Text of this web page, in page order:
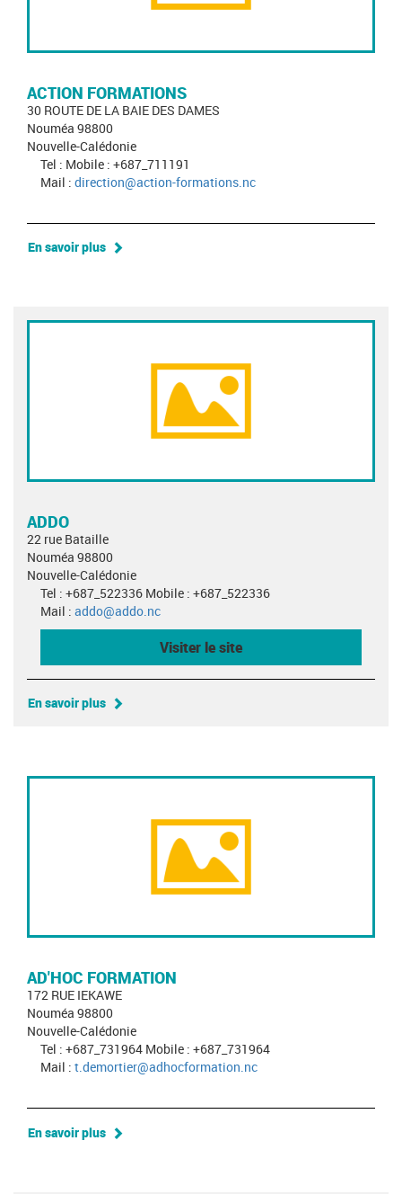
ACTION FORMATIONS
30 ROUTE DE LA BAIE DES DAMES
Nouméa 98800
Nouvelle-Calédonie
Tel : Mobile : +687_711191
Mail : direction@action-formations.nc
En savoir plus
ADDO
22 rue Bataille
Nouméa 98800
Nouvelle-Calédonie
Tel : +687_522336 Mobile : +687_522336
Mail : addo@addo.nc
Visiter le site
En savoir plus
AD'HOC FORMATION
172 RUE IEKAWE
Nouméa 98800
Nouvelle-Calédonie
Tel : +687_731964 Mobile : +687_731964
Mail : t.demortier@adhocformation.nc
En savoir plus